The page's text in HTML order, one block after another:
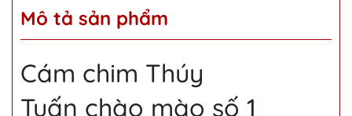
Mô tả sản phẩm
Cám chim Thúy
Tuấn chào mào số 1